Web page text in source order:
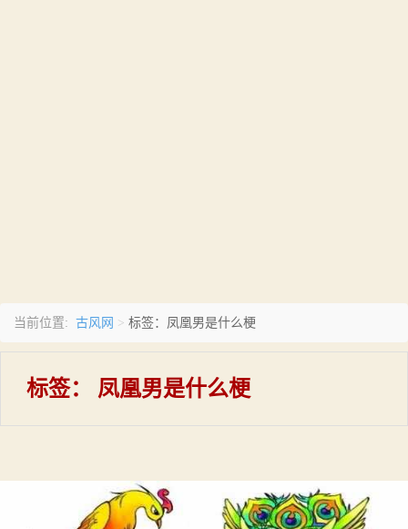
当前位置: 古风网 > 标签：凤凰男是什么梗
标签： 凤凰男是什么梗